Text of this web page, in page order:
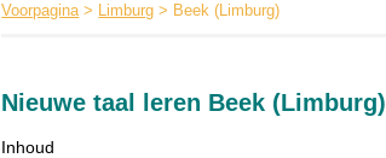
Voorpagina> Limburg > Beek (Limburg)
Nieuwe taal leren Beek (Limburg)
Inhoud